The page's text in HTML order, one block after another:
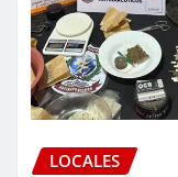
LOCALES